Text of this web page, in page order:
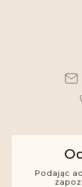
Podając